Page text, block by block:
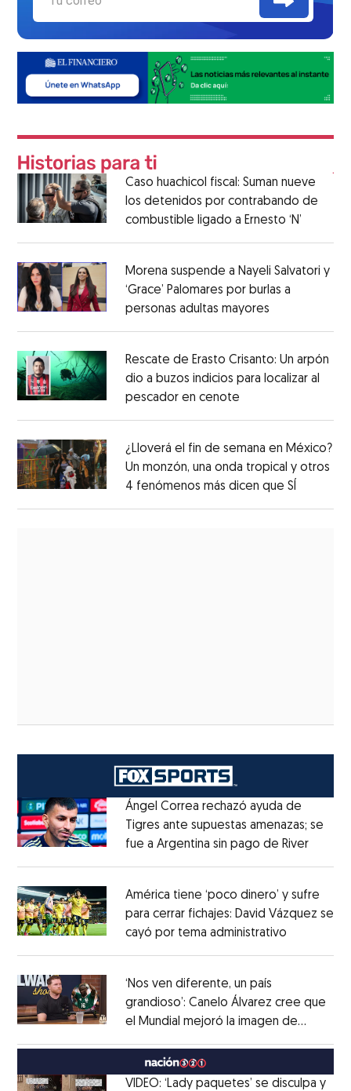
Caso huachicol fiscal: Suman nueve
los detenidos por contrabando de
combustible ligado a Ernesto ‘N’
Morena suspende a Nayeli Salvatori y
‘Grace’ Palomares por burlas a
personas adultas mayores
Rescate de Erasto Crisanto: Un arpón
dio a buzos indicios para localizar al
pescador en cenote
¿Lloverá el fin de semana en México?
Un monzón, una onda tropical y otros
4 fenómenos más dicen que SÍ
Ángel Correa rechazó ayuda de
Tigres ante supuestas amenazas; se
fue a Argentina sin pago de RiverOpens
América tiene ‘poco dinero’ y sufre
para cerrar fichajes: David Vázquez se
cayó por tema administrativo
‘Nos ven diferente, un país
grandioso’: Canelo Álvarez cree que
el Mundial mejoró la imagen de
VIDEO: ‘Lady paquetes’ se disculpa y